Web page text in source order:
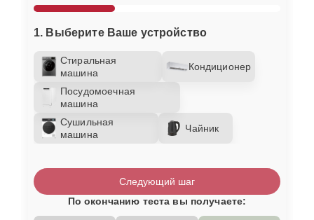
1. Выберите Ваше устройство
Стиральная
машина
Кондиционер
Посудомоечная
машина
Сушильная
машина
Чайник
Следующий шаг
По окончанию теста вы получаете: